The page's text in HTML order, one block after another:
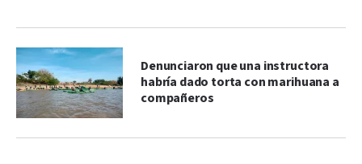
Denunciaron que una instructora
habría dado torta con marihuana a
compañeros